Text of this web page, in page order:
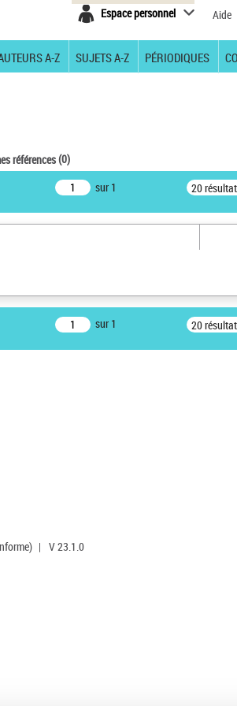
Espace personnel Aide
A-Z SUJETS A-Z PÉRIODIQUES
références(0)
sur 1 20
sur 1 20
| V 23.1.0